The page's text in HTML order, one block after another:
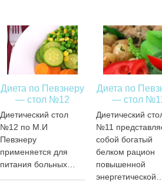
Диета по Певзнеру
— стол №12
Диетический стол
№12 по М.И
Певзнеру
применяется для
питания больных…
Диета по
— стол
Диетический
№11
собой богатый
белком рацион
повышенной